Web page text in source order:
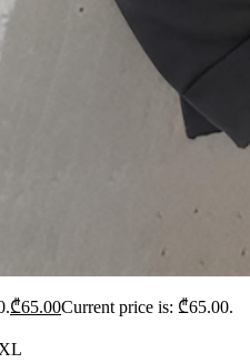
₾65.00Current price is: ₾65.00.